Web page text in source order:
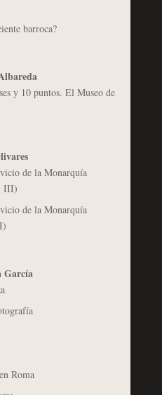
barroca?
y 10 puntos. El Museo de
de la Monarquía
III)
de la Monarquía
García
Roma